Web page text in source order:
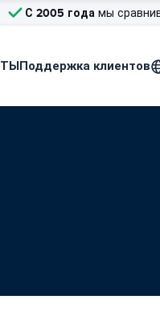
С 2005 года мы
Поддержка клиентов